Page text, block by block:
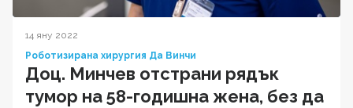
14 яну 2022
Роботизирана хирургия Да Винчи
Доц. Минчев отстрани рядък
тумор на 58-годишна жена, без да